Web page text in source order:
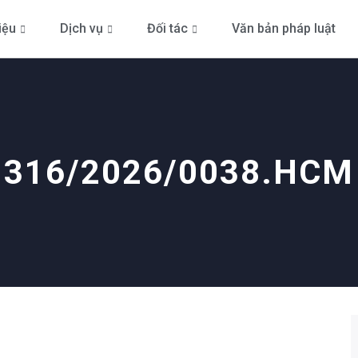
Dịch vụ Đối tác Văn bản pháp luật
316/2026/0038.HCM